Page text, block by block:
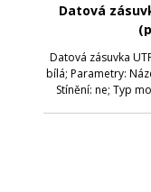
Datová
Datová zásuvka
bílá; Parametry:
Stínění: ne; Typ